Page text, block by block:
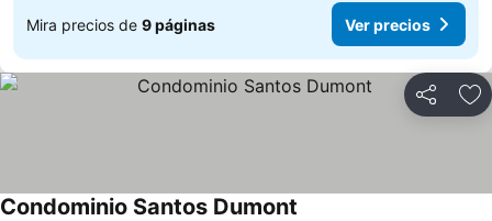
Mira precios de 9 páginas Ver precios
Compartir
Condominio Santos Dumont